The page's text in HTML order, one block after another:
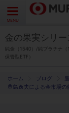
CLOSE
MENU
ブログ
豊島逸夫による金市場
金の果実シリー
純金（1540）/純プラチナ
保管型ETF）
よくあ